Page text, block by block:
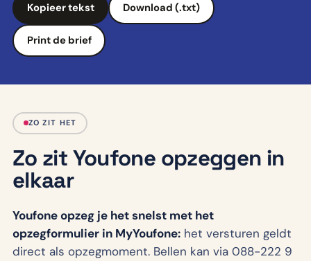
Kopieer tekst Download (.txt)
Print de brief
ZO ZIT HET
Zo zit Youfone opzeggen in
elkaar
Youfone opzeg je het snelst met het
opzegformulier in MyYoufone: het versturen geldt
direct als opzegmoment. Bellen kan via 088-222 9